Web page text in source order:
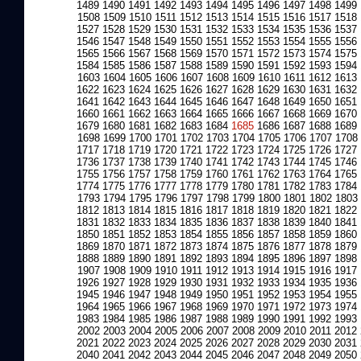
1489 1490 1491 1492 1493 1494 1495 1496 1497 1498 1499
1508 1509 1510 1511 1512 1513 1514 1515 1516 1517 1518
1527 1528 1529 1530 1531 1532 1533 1534 1535 1536 1537
1546 1547 1548 1549 1550 1551 1552 1553 1554 1555 1556
1565 1566 1567 1568 1569 1570 1571 1572 1573 1574 1575
1584 1585 1586 1587 1588 1589 1590 1591 1592 1593 1594
1603 1604 1605 1606 1607 1608 1609 1610 1611 1612 1613
1622 1623 1624 1625 1626 1627 1628 1629 1630 1631 1632
1641 1642 1643 1644 1645 1646 1647 1648 1649 1650 1651
1660 1661 1662 1663 1664 1665 1666 1667 1668 1669 1670
1679 1680 1681 1682 1683 1684 1685 1686 1687 1688 1689
1698 1699 1700 1701 1702 1703 1704 1705 1706 1707 1708
1717 1718 1719 1720 1721 1722 1723 1724 1725 1726 1727
1736 1737 1738 1739 1740 1741 1742 1743 1744 1745 1746
1755 1756 1757 1758 1759 1760 1761 1762 1763 1764 1765
1774 1775 1776 1777 1778 1779 1780 1781 1782 1783 1784
1793 1794 1795 1796 1797 1798 1799 1800 1801 1802 1803
1812 1813 1814 1815 1816 1817 1818 1819 1820 1821 1822
1831 1832 1833 1834 1835 1836 1837 1838 1839 1840 1841
1850 1851 1852 1853 1854 1855 1856 1857 1858 1859 1860
1869 1870 1871 1872 1873 1874 1875 1876 1877 1878 1879
1888 1889 1890 1891 1892 1893 1894 1895 1896 1897 1898
1907 1908 1909 1910 1911 1912 1913 1914 1915 1916 1917
1926 1927 1928 1929 1930 1931 1932 1933 1934 1935 1936
1945 1946 1947 1948 1949 1950 1951 1952 1953 1954 1955
1964 1965 1966 1967 1968 1969 1970 1971 1972 1973 1974
1983 1984 1985 1986 1987 1988 1989 1990 1991 1992 1993
2002 2003 2004 2005 2006 2007 2008 2009 2010 2011 2012
2021 2022 2023 2024 2025 2026 2027 2028 2029 2030 2031
2040 2041 2042 2043 2044 2045 2046 2047 2048 2049 2050